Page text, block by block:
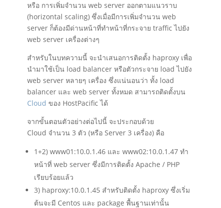
หรือ การเพิ่มจำนวน web server ออกตามแนวราบ
(horizontal scaling) ซึ่งเมื่อมีการเพิ่มจำนวน web
server ก็ต้องมีด่านหน้าที่ทำหน้าที่กระจาย traffic ไปยัง
web server เครื่องต่างๆ
สำหรับในบทความนี้ จะนำเสนอการติดตั้ง haproxy เพื่อ
นำมาใช้เป็น load balancer หรือตัวกระจาย load ไปยัง
web server หลายๆ เครื่อง ซึ่งแน่นอนว่า ทั้ง load
balancer และ web server ทั้งหมด สามารถติดตั้งบน
Cloud ของ HostPacific ได้
จากขั้นตอนตัวอย่างต่อไปนี้ จะประกอบด้วย
Cloud จำนวน 3 ตัว (หรือ Server 3 เครื่อง) คือ
1+2) www01:10.0.1.46 และ www02:10.0.1.47 ทำ
หน้าที่ web server ซึ่งมีการติดตั้ง Apache / PHP
เรียบร้อยแล้ว
3) haproxy:10.0.1.45 สำหรับติดตั้ง haproxy ซึ่งเริ่ม
ต้นจะมี Centos และ package พื้นฐานเท่านั้น